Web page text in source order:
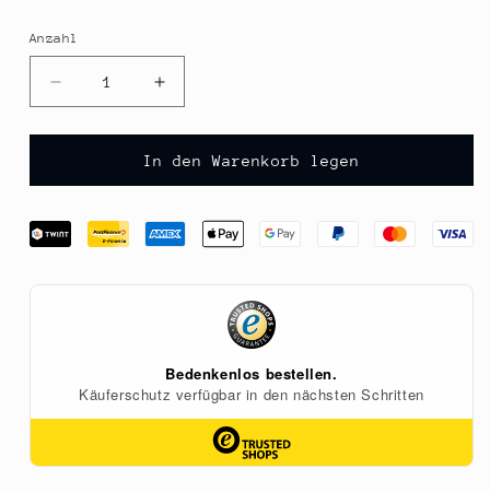
Anzahl
Anzahl
Verringere
die
Menge
Versandkarton
Time3&quot;,
für
Erhöhe
die
Menge
für
Versandkarton
Time3&quot;,
für
425x278x105mm,
St
In den Warenkorb legen